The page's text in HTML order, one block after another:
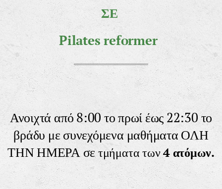
ΣΕ
Pilates reformer
Ανοιχτά από 8:00 το πρωί έως 22:30 το
βράδυ με συνεχόμενα μαθήματα ΟΛΗ
ΤΗΝ ΗΜΕΡΑ σετμήματα των4 ατόμων.